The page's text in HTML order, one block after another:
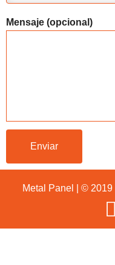
Mensaje (opcional)
Metal Panel | ©